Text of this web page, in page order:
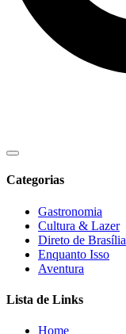
Categorias
Gastronomia
Cultura & Lazer
Direto de Brasília
Enquanto Isso
Aventura
Lista de Links
Home